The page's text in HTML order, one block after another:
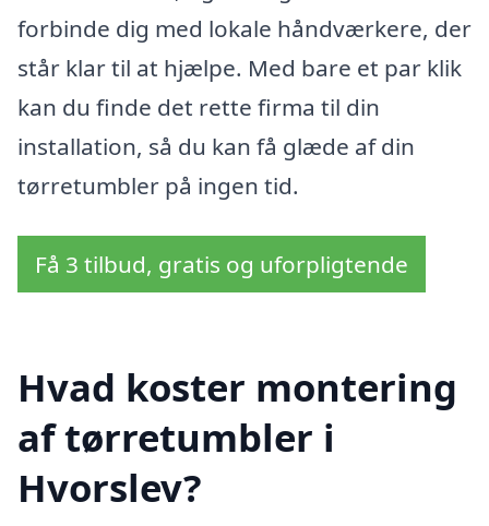
forbinde dig med lokale håndværkere, der
står klar til at hjælpe. Med bare et par klik
kan du finde det rette firma til din
installation, så du kan få glæde af din
tørretumbler på ingen tid.
Få 3 tilbud, gratis og uforpligtende
Hvad koster montering
af tørretumbler i
Hvorslev?